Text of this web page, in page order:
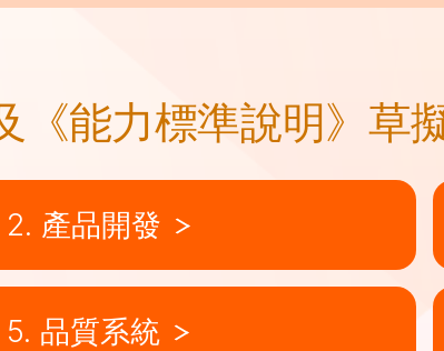
《能力標準說明》草
2. 產品開發
5. 品質系統